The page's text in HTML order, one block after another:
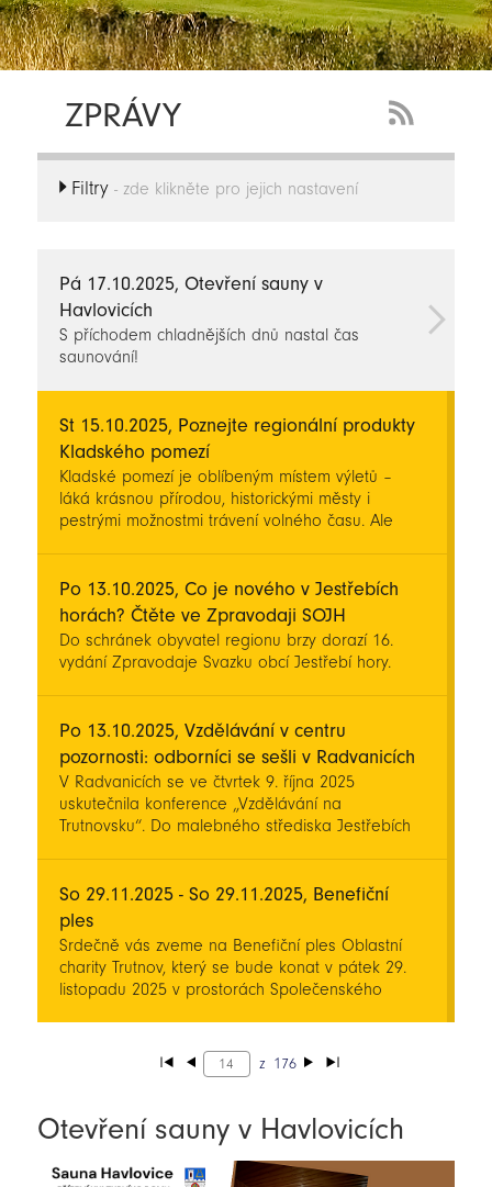
ZPRÁVY
Feed
Filtry- zde klikněte pro jejich nastavení
Pá 17.10.2025, Otevření sauny v
Havlovicích
S příchodem chladnějších dnů nastal čas
saunování!
St 15.10.2025, Poznejte regionální produkty
Kladského pomezí
Kladské pomezí je oblíbeným místem výletů –
láká krásnou přírodou, historickými městy i
pestrými možnostmi trávení volného času. Ale
všem kolem sebe.
Po 13.10.2025, Co je nového v Jestřebích
horách? Čtěte ve Zpravodaji SOJH
Do schránek obyvatel regionu brzy dorazí 16.
vydání Zpravodaje Svazku obcí Jestřebí hory.
Po 13.10.2025, Vzdělávání v centru
pozornosti: odborníci se sešli v Radvanicích
V Radvanicích se ve čtvrtek 9. října 2025
uskutečnila konference „Vzdělávání na
Trutnovsku“. Do malebného střediska Jestřebích
rozdělen do několika bloků.
So 29.11.2025 - So 29.11.2025, Benefiční
ples
Srdečně vás zveme na Benefiční ples Oblastní
charity Trutnov, který se bude konat v pátek 29.
listopadu 2025 v prostorách Společenského
z 176
Otevření sauny v Havlovicích